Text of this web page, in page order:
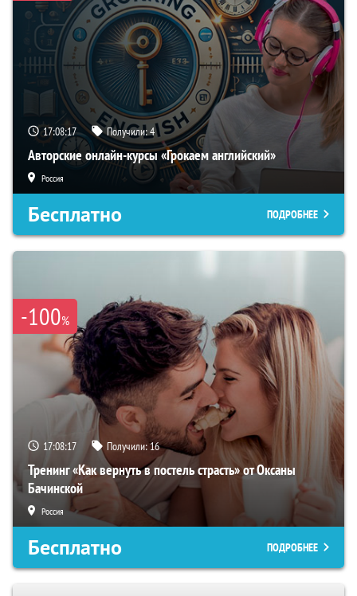
17:08:16 Получили:4
Авторские онлайн-курсы «Грокаем английский»
Россия
Бесплатно ПОДРОБНЕЕ
-100%
17:08:16 Получили:16
Тренинг «Как вернуть в постель страсть» от Оксаны
Бачинской
Россия
Бесплатно ПОДРОБНЕЕ